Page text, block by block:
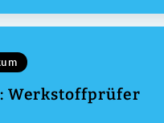
Werkstoffprüfer